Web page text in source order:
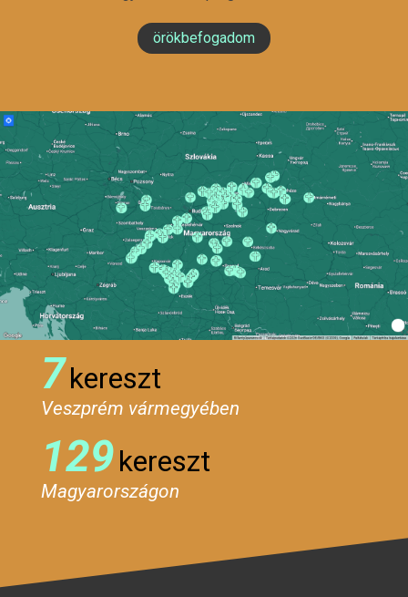
örökbefogadom
7kereszt
Veszprém vármegyében
129kereszt
Magyarországon